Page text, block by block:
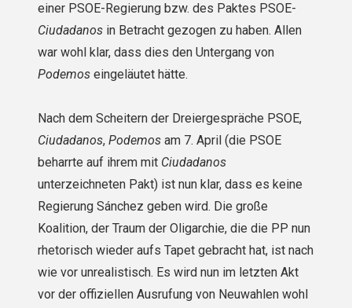
einer PSOE-Regierung bzw. des Paktes PSOE-
Ciudadanosin Betracht gezogen zu haben. Allen
war wohl klar, dass dies den Untergang von
Podemoseingeläutet hätte.
Nach dem Scheitern der Dreiergespräche PSOE,
Ciudadanos, Podemosam 7. April (die PSOE
beharrte auf ihrem mit Ciudadanos
unterzeichneten Pakt) ist nun klar, dass es keine
Regierung Sánchez geben wird. Die große
Koalition, der Traum der Oligarchie, die die PP nun
rhetorisch wieder aufs Tapet gebracht hat, ist nach
wie vor unrealistisch. Es wird nun im letzten Akt
vor der offiziellen Ausrufung von Neuwahlen wohl